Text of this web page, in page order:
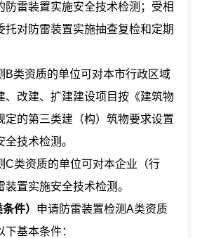
防雷装置实施安全技术检测；受相
托对防雷装置实施抽查复检和定期
B类资质的单位可对本市行政区域
、改建、扩建建设项目按《建筑物
定的第三类建（构）筑物要求设置
技术检测。
C类资质的单位可对本企业（行
置实施安全技术检测。
件） 申请防雷装置检测A类资质
基本条件：